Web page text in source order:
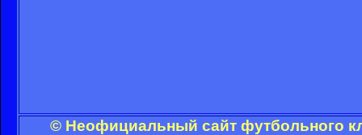
© Неофициальный сайт футбольного